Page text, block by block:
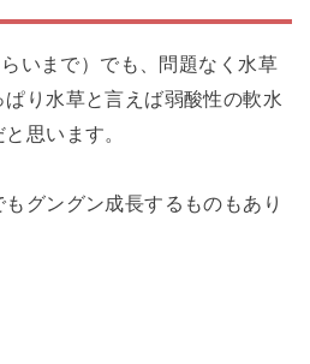
いまで）でも、問題なく水草
り水草と言えば弱酸性の軟水
思います。
グングン成長するものもあり